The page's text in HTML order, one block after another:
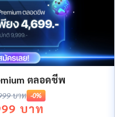
ตลอดชีพ
บาท -0%
บาท